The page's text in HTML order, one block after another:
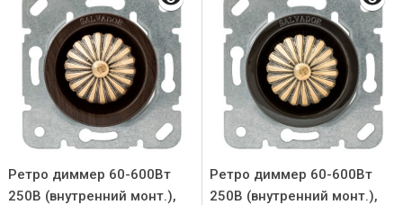
Ретро диммер 60-600Вт
250В (внутренний монт.),
Ретро диммер 60-600Вт
250В (внутренний монт.),